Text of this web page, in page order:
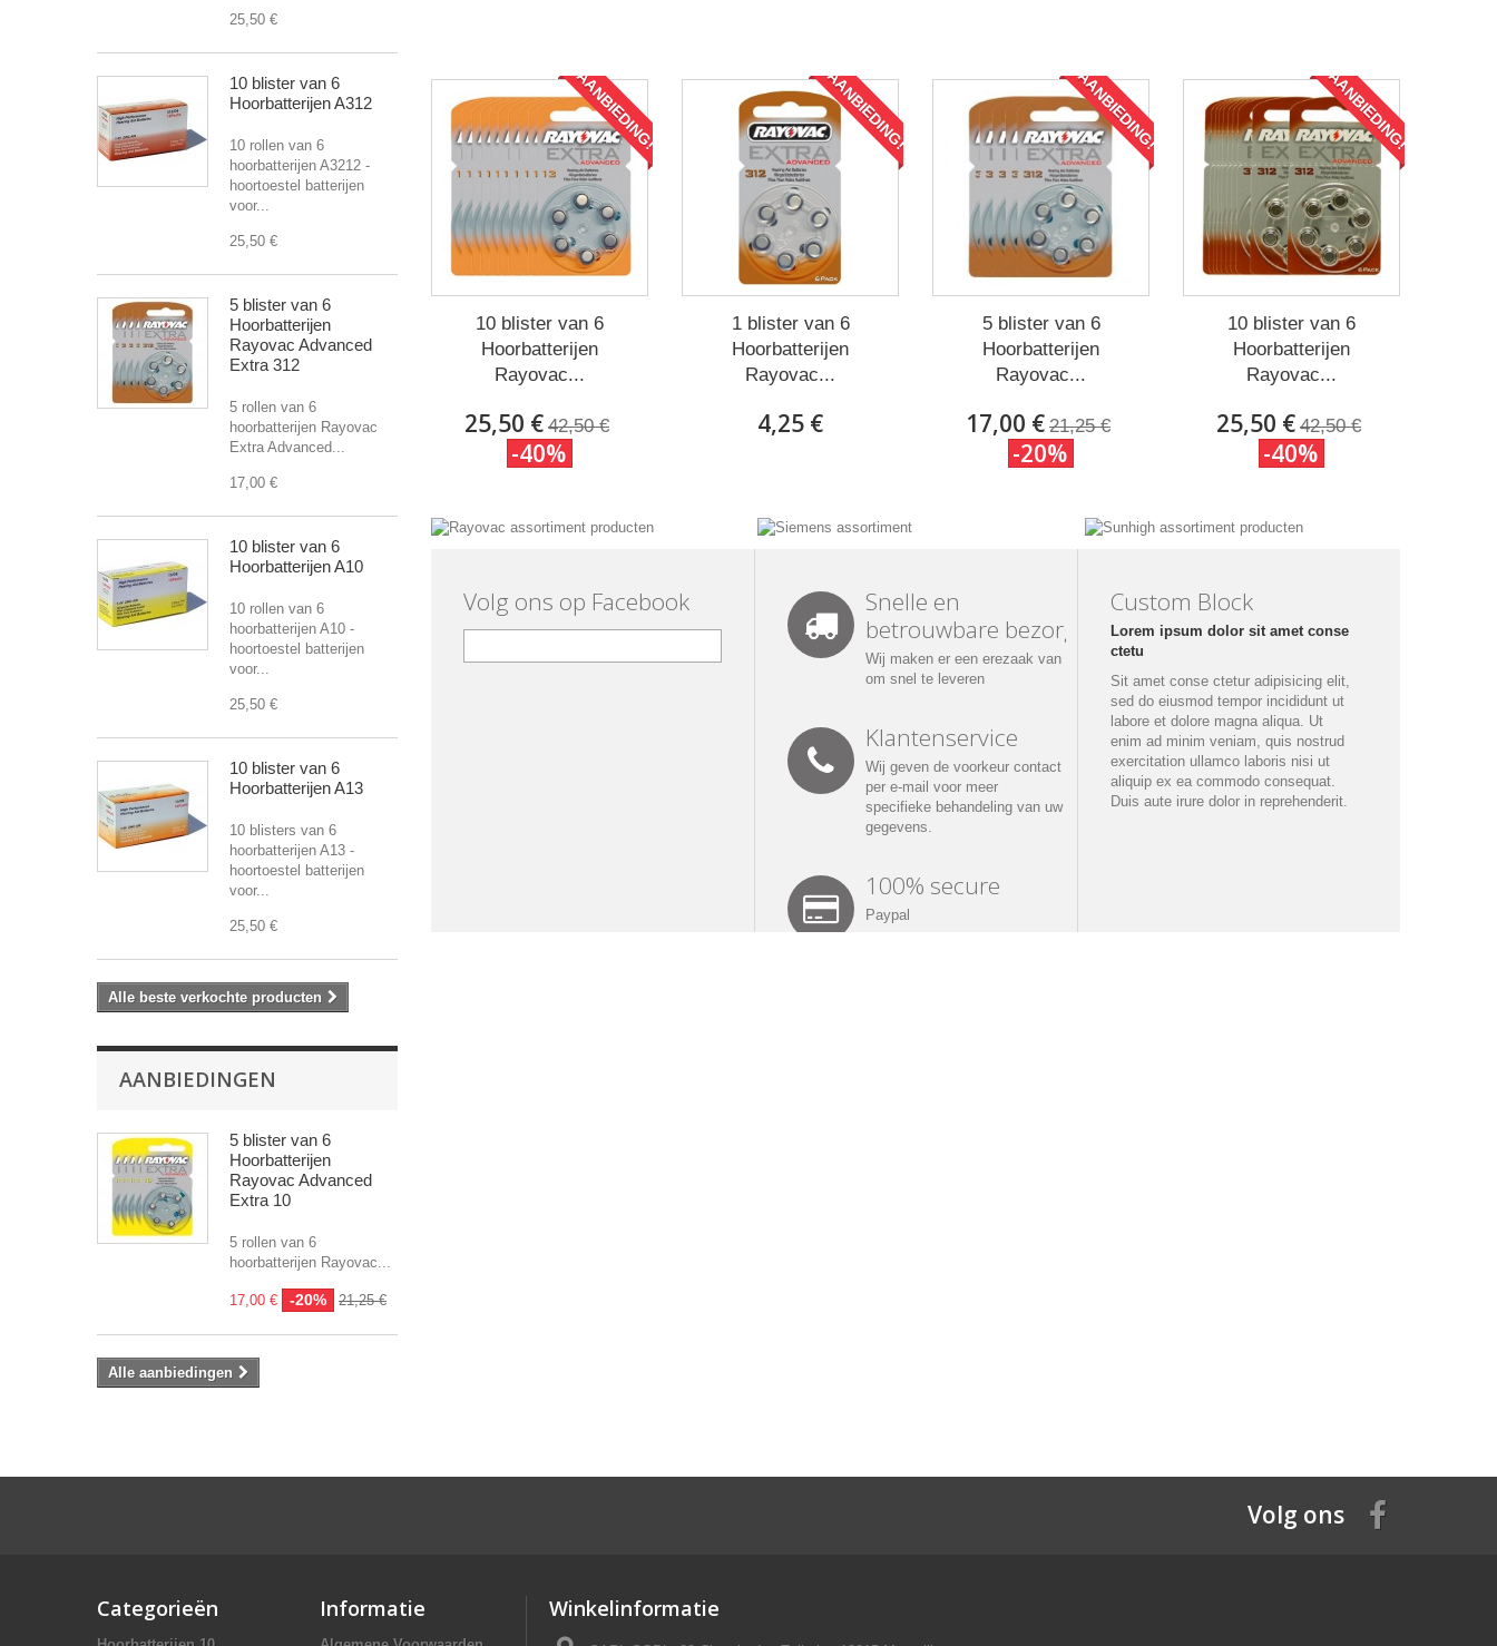
25,50 €
10 blister van 6
Hoorbatterijen A312
10 rollen van 6
hoorbatterijen A3212 -
hoortoestel batterijen
voor...
25,50 €
5 blister van 6
Hoorbatterijen
Rayovac Advanced
Extra 312
5 rollen van 6
hoorbatterijen Rayovac
Extra Advanced...
17,00 €
10 blister van 6
Hoorbatterijen A10
10 rollen van 6
hoorbatterijen A10 -
hoortoestel batterijen
voor...
25,50 €
10 blister van 6
Hoorbatterijen A13
10 blisters van 6
hoorbatterijen A13 -
hoortoestel batterijen
voor...
25,50 €
Alle beste verkochte producten
AANBIEDINGEN
5 blister van 6
Hoorbatterijen
Rayovac Advanced
Extra 10
5 rollen van 6
hoorbatterijen Rayovac...
17,00 € -20% 21,25 €
Alle aanbiedingen
AANBIEDING!
10 blister van 6
Hoorbatterijen
Rayovac...
25,50 € 42,50 €
-40%
AANBIEDING!
1 blister van 6
Hoorbatterijen
Rayovac...
4,25 €
AANBIEDING!
5 blister van 6
Hoorbatterijen
Rayovac...
17,00 € 21,25 €
-20%
AANBIEDING!
10 blister van 6
Hoorbatterijen
Rayovac...
25,50 € 42,50 €
-40%
Volg ons op Facebook
Snelle en
betrouwbare bezorging
Wij maken er een erezaak van
om snel te leveren
Klantenservice
Wij geven de voorkeur contact
per e-mail voor meer
specifieke behandeling van uw
gegevens.
100% secure
Paypal
Custom Block
Lorem ipsum dolor sit amet conse
ctetu
Sit amet conse ctetur adipisicing elit,
sed do eiusmod tempor incididunt ut
labore et dolore magna aliqua. Ut
enim ad minim veniam, quis nostrud
exercitation ullamco laboris nisi ut
aliquip ex ea commodo consequat.
Duis aute irure dolor in reprehenderit.
Volg ons
Categorieën Informatie Winkelinformatie